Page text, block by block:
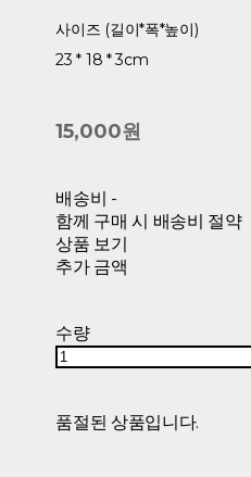
사이즈 (길이*폭*높이)
23 * 18 * 3cm
15,000원
배송비 -
함께 구매 시 배송비 절약
상품 보기
추가 금액
수량
품절된 상품입니다.